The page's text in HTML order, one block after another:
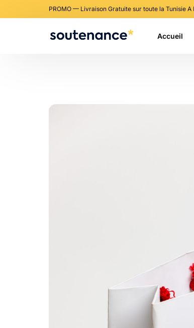
PROMO — Livraison Gratuite sur toute la Tunisie
Accueil